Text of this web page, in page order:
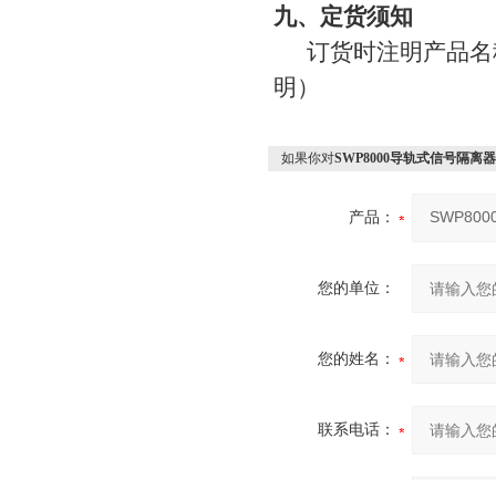
九、定货须知
订货时注明产品名
明）
如果你对SWP8000导轨式信号隔离
产品：
您的单位：
您的姓名：
联系电话：